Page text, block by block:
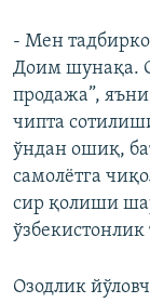
- Мен
Доим шунақа.
продажа”,
чипта
ўндан ошиқ,
самолётга
сир қолиши
ўзбекистонлик
Озодлик